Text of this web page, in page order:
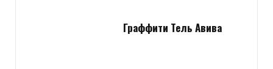
Граффити Тель Авива